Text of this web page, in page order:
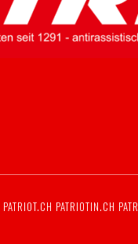
PATRIOT.CH PATRIOTIN.CH